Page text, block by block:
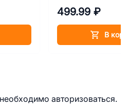
499.99 ₽
В
авторизоваться.